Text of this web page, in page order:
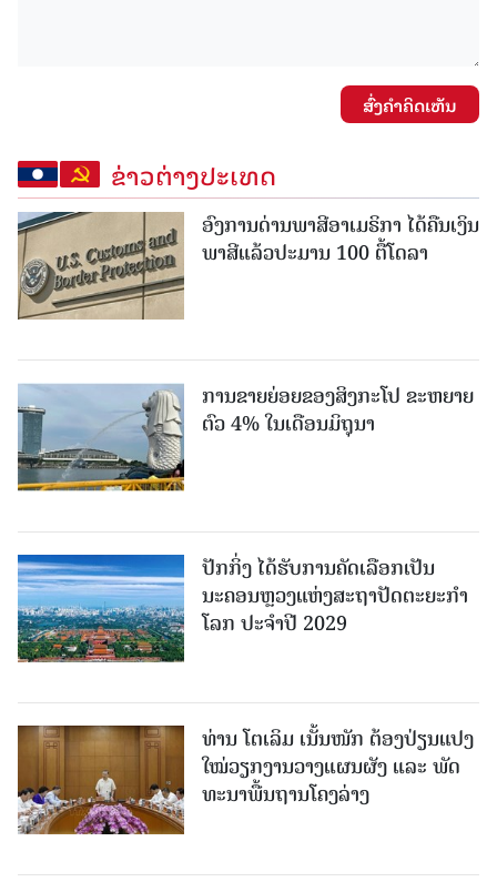
ສົ່ງຄໍາຄິດເຫັນ
ຂ່າວຕ່າງປະເທດ
ອົງການດ່ານພາສີອາເມຣິກາ ໄດ້ຄືນເງິນ
ພາສີແລ້ວປະມານ 100 ຕື້ໂດລາ
ການຂາຍຍ່ອຍຂອງສິງກະໂປ ຂະຫຍາຍ
ຕົວ 4% ໃນເດືອນມິຖຸນາ
ປັກກິ່ງ ໄດ້ຮັບການຄັດເລືອກເປັນ
ນະຄອນຫຼວງແຫ່ງສະຖາປັດຕະຍະກຳ
ໂລກ ປະຈຳປີ 2029
ທ່ານ ໂຕ​ເລິມ ເນັ້ນໜັກ ຕ້ອງ​ປ່ຽນ​ແປງ​
ໃໝ່​ວຽກ​ງານ​ວາງ​ແຜນ​ຜັງ ແລະ ​ພັດ​
ທະ​ນາ​ພື້ນ​ຖານ​ໂຄງ​ລ່າງ